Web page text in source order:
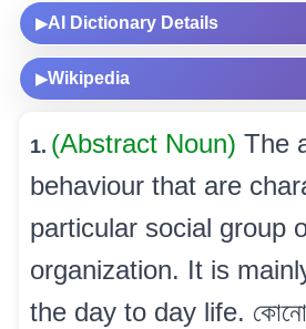
▶AI Dictionary Details
▶Wikipedia
1. (Abstract Noun) The
behaviour that are
particular social group
organization. It is
the day to day life. কোনো